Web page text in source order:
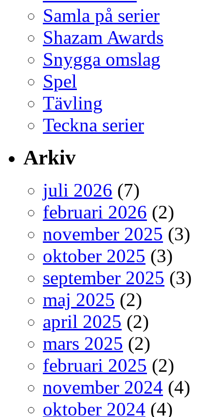
Samla på serier
Shazam Awards
Snygga omslag
Spel
Tävling
Teckna serier
Arkiv
juli 2026 (7)
februari 2026 (2)
november 2025 (3)
oktober 2025 (3)
september 2025 (3)
maj 2025 (2)
april 2025 (2)
mars 2025 (2)
februari 2025 (2)
november 2024 (4)
oktober 2024 (4)